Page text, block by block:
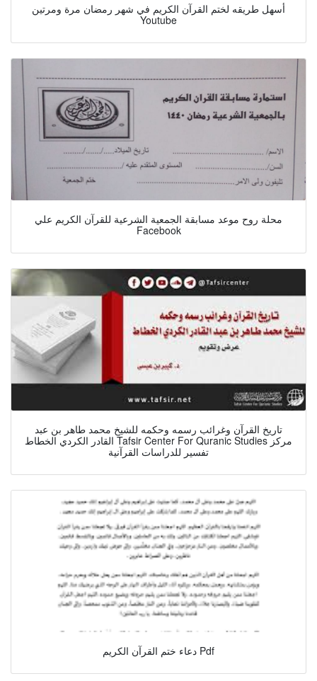
أسهل طريقه لختم القرآن الكريم في شهر رمضان مرة ومرتين
Youtube
محلة روح موعد مسابقة الجمعية الشرعية للقرآن الكريم علي
Facebook
تاريخ القرآن وغرائب رسمه وحكمه للشيخ محمد طاهر بن عبد
القادر الكردي الخطاط Tafsir Center For Quranic Studies مركز
تفسير للدراسات القرآنية
دعاء ختم القرآن الكريم Pdf